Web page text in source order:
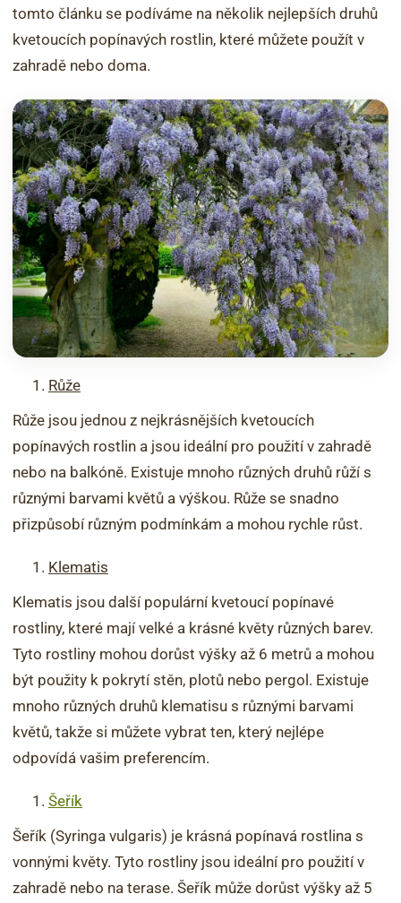
tomto článku se podíváme na několik nejlepších druhů
kvetoucích popínavých rostlin, které můžete použít v
zahradě nebo doma.
Růže
Růže jsou jednou z nejkrásnějších kvetoucích
popínavých rostlin a jsou ideální pro použití v zahradě
nebo na balkóně. Existuje mnoho různých druhů růží s
různými barvami květů a výškou. Růže se snadno
přizpůsobí různým podmínkám a mohou rychle růst.
Klematis
Klematis jsou další populární kvetoucí popínavé
rostliny, které mají velké a krásné květy různých barev.
Tyto rostliny mohou dorůst výšky až 6 metrů a mohou
být použity k pokrytí stěn, plotů nebo pergol. Existuje
mnoho různých druhů klematisu s různými barvami
květů, takže si můžete vybrat ten, který nejlépe
odpovídá vašim preferencím.
Šeřík
Šeřík (Syringa vulgaris) je krásná popínavá rostlina s
vonnými květy. Tyto rostliny jsou ideální pro použití v
zahradě nebo na terase. Šeřík může dorůst výšky až 5